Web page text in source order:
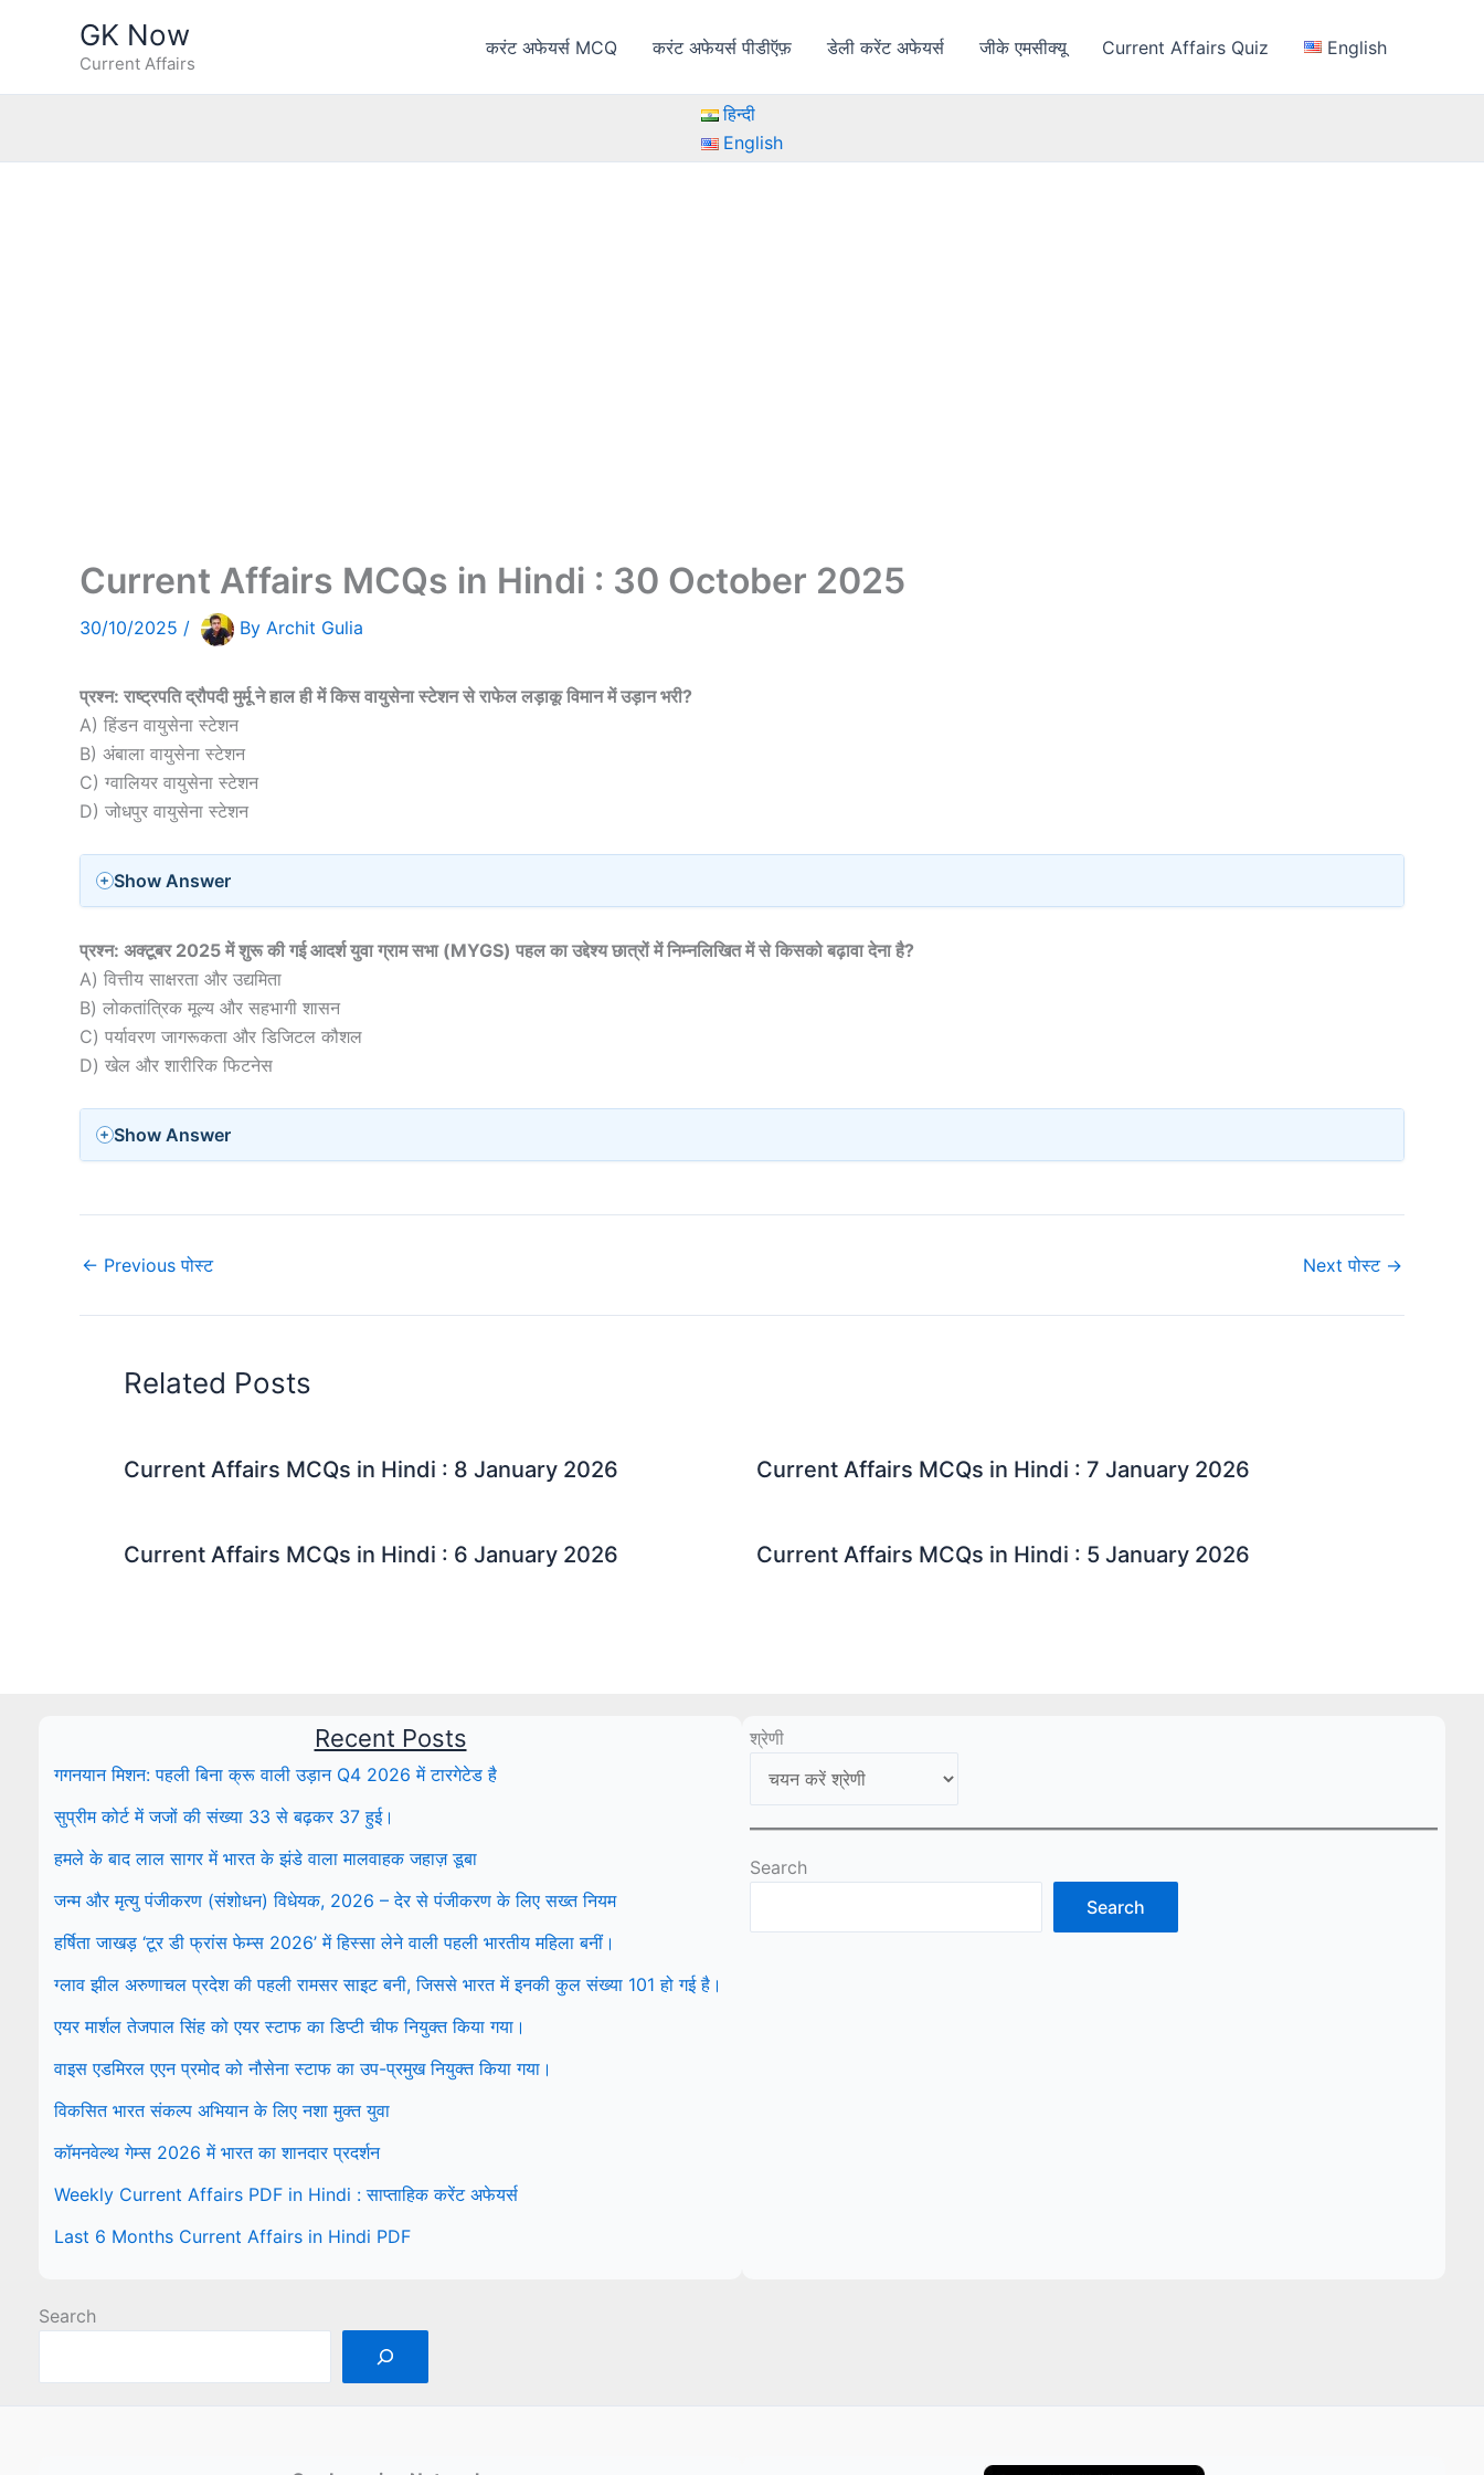
GK Now
Current Affairs
करंट अफेयर्स MCQ करंट अफेयर्स पीडीऍफ़ डेली करेंट अफेयर्स जीके एमसीक्यू Current Affairs Quiz English
हिन्दी
English
Current Affairs MCQs in Hindi : 30 October 2025
30/10/2025 / By Archit Gulia
प्रश्न: राष्ट्रपति द्रौपदी मुर्मू ने हाल ही में किस वायुसेना स्टेशन से राफेल लड़ाकू विमान में उड़ान भरी?
A) हिंडन वायुसेना स्टेशन
B) अंबाला वायुसेना स्टेशन
C) ग्वालियर वायुसेना स्टेशन
D) जोधपुर वायुसेना स्टेशन
Show Answer
प्रश्न: अक्टूबर 2025 में शुरू की गई आदर्श युवा ग्राम सभा (MYGS) पहल का उद्देश्य छात्रों में निम्नलिखित में से किसको बढ़ावा देना है?
A) वित्तीय साक्षरता और उद्यमिता
B) लोकतांत्रिक मूल्य और सहभागी शासन
C) पर्यावरण जागरूकता और डिजिटल कौशल
D) खेल और शारीरिक फिटनेस
Show Answer
← Previous पोस्ट Next पोस्ट →
Related Posts
Current Affairs MCQs in Hindi : 8 January 2026 Current Affairs MCQs in Hindi : 7 January 2026
Current Affairs MCQs in Hindi : 6 January 2026 Current Affairs MCQs in Hindi : 5 January 2026
Recent Posts
गगनयान मिशन: पहली बिना क्रू वाली उड़ान Q4 2026 में टारगेटेड है
सुप्रीम कोर्ट में जजों की संख्या 33 से बढ़कर 37 हुई।
हमले के बाद लाल सागर में भारत के झंडे वाला मालवाहक जहाज़ डूबा
जन्म और मृत्यु पंजीकरण (संशोधन) विधेयक, 2026 – देर से पंजीकरण के लिए सख्त नियम
हर्षिता जाखड़ ‘टूर डी फ्रांस फेम्स 2026’ में हिस्सा लेने वाली पहली भारतीय महिला बनीं।
ग्लाव झील अरुणाचल प्रदेश की पहली रामसर साइट बनी, जिससे भारत में इनकी कुल संख्या 101 हो गई है।
एयर मार्शल तेजपाल सिंह को एयर स्टाफ का डिप्टी चीफ नियुक्त किया गया।
वाइस एडमिरल एएन प्रमोद को नौसेना स्टाफ का उप-प्रमुख नियुक्त किया गया।
विकसित भारत संकल्प अभियान के लिए नशा मुक्त युवा
कॉमनवेल्थ गेम्स 2026 में भारत का शानदार प्रदर्शन
Weekly Current Affairs PDF in Hindi : साप्ताहिक करेंट अफेयर्स
Last 6 Months Current Affairs in Hindi PDF
श्रेणी
Search
Search
Search